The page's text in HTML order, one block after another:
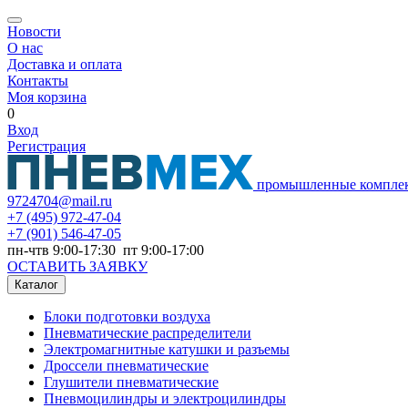
Новости
О нас
Доставка и оплата
Контакты
Моя корзина
0
Вход
Регистрация
промышленные
9724704@mail.ru
+7 (495) 972-47-04
+7 (901) 546-47-05
пн-чтв 9:00-17:30 пт 9:00-17:00
ОСТАВИТЬ ЗАЯВКУ
Каталог
Блоки подготовки воздуха
Пневматические распределители
Электромагнитные катушки и разъемы
Дроссели пневматические
Глушители пневматические
Пневмоцилиндры и электроцилиндры